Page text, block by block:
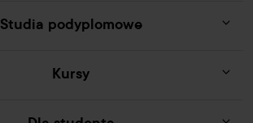
Studia podyplomowe
Kursy